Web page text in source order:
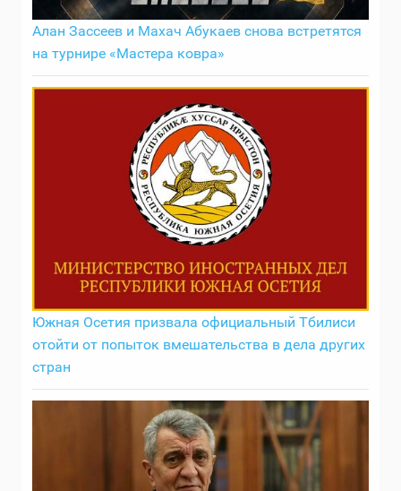
Алан Зассеев и Махач Абукаев снова встретятся
на турнире «Мастера ковра»
Южная Осетия призвала официальный Тбилиси
отойти от попыток вмешательства в дела других
стран